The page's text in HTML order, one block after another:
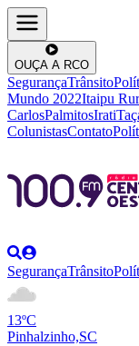
OUÇA A RCO
SegurançaTrânsito
Mundo 2022Itaipu
CarlosPalmitosIrati
ColunistasContato
SegurançaTrânsito
13ºC
Pinhalzinho,SC